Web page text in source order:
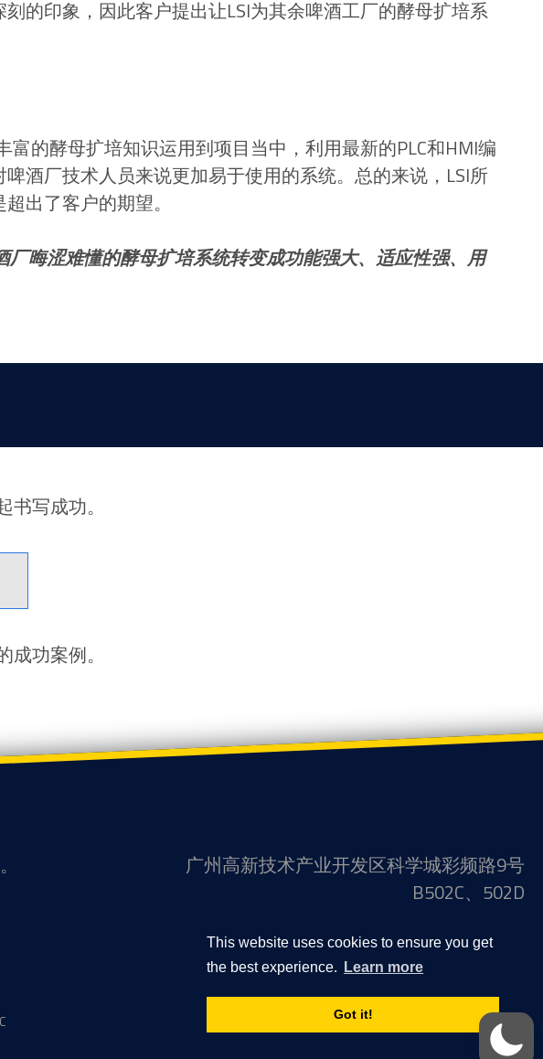
This website uses cookies to ensure you get
the best experience.
Learn more
Got it!
的印象，因此客户提出让LSI为其余啤酒工厂的酵母扩培系
富的酵母扩培知识运用到项目当中，利用最新的PLC和HMI编
酒厂技术人员来说更加易于使用的系统。总的来说，LSI所
出了客户的期望。
厂晦涩难懂的酵母扩培系统转变成功能强大、适应性强、用
写成功。
功案例。
广州高新技术产业开发区科学城彩频路9号
B502C、502D
+86 20 32053066
隐私政策